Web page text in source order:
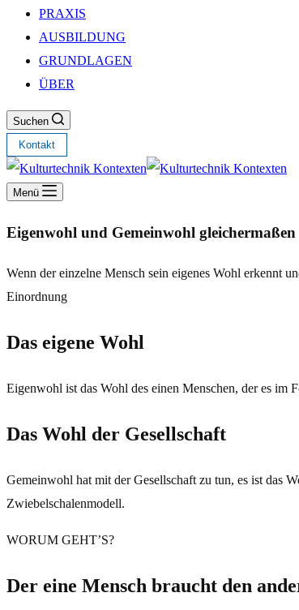
PRAXIS
AUSBILDUNG
GRUNDLAGEN
ÜBER
Suchen
Kontakt
Menü
Eigenwohl und Gemein­wohl gleicher­maßen
Wenn der einzelne Mensch sein eigenes Wohl erkennt
Einordnung
Das eigene Wohl
Eigenwohl ist das Wohl des einen Menschen, der es im
Das Wohl der Gesellschaft
Gemeinwohl hat mit der Gesellschaft zu tun, es ist das
Zwiebelschalenmodell.
WORUM GEHT’S?
Der eine Mensch braucht den